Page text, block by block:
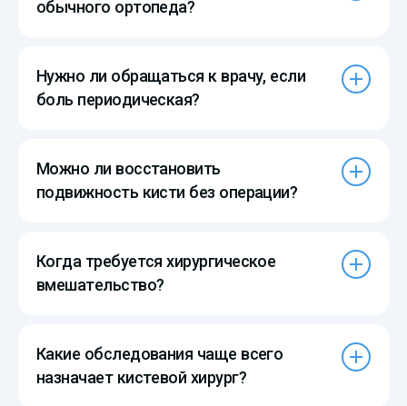
обычного ортопеда?
Нужно ли обращаться к врачу, если
боль периодическая?
Можно ли восстановить
подвижность кисти без операции?
Когда требуется хирургическое
вмешательство?
Какие обследования чаще всего
назначает кистевой хирург?